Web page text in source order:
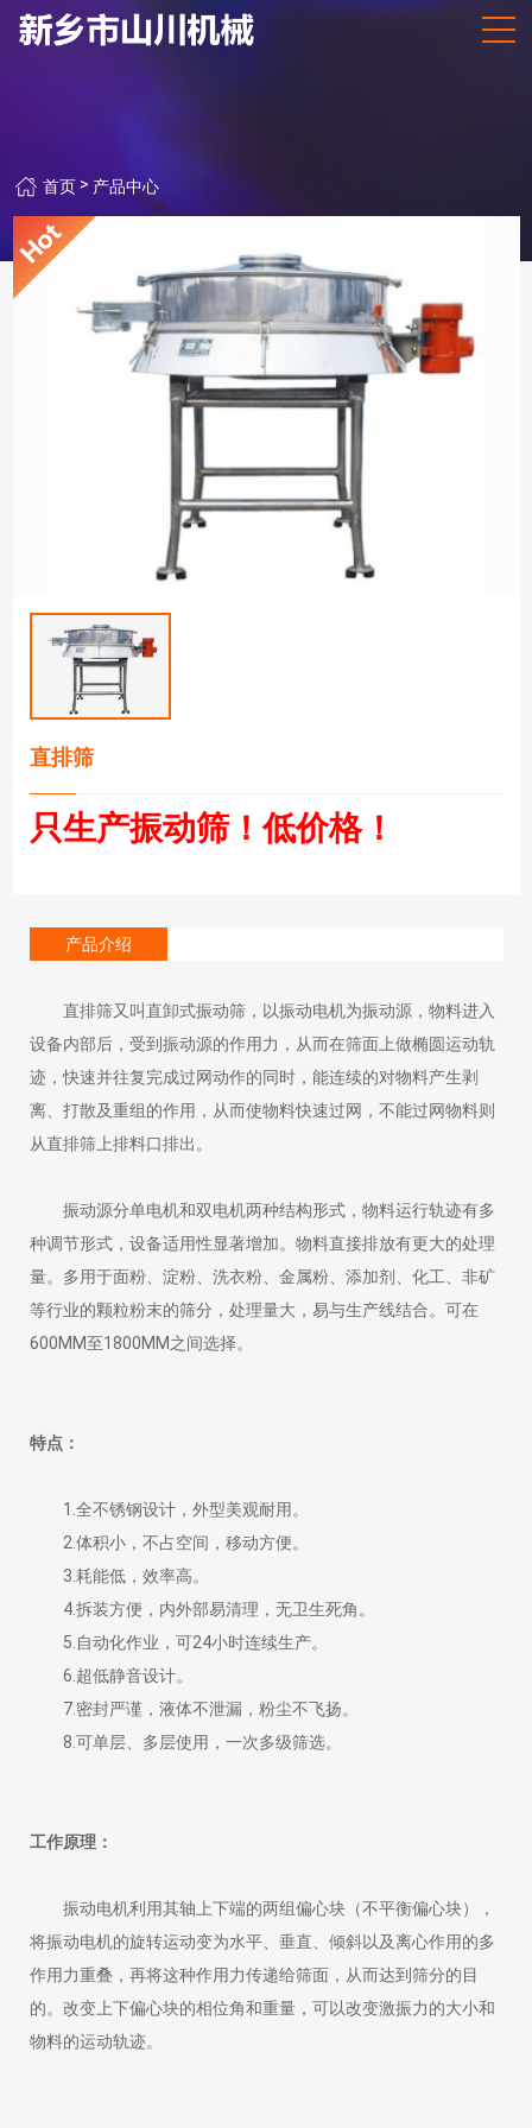
首页> 产品中心
直排筛
只生产振动筛！低价格！
产品介绍
直排筛又叫直卸式振动筛，以振动电机为振动源，物料进入
设备内部后，受到振动源的作用力，从而在筛面上做椭圆运动轨
迹，快速并往复完成过网动作的同时，能连续的对物料产生剥
离、打散及重组的作用，从而使物料快速过网，不能过网物料则
从直排筛上排料口排出。
振动源分单电机和双电机两种结构形式，物料运行轨迹有多
种调节形式，设备适用性显著增加。物料直接排放有更大的处理
量。多用于面粉、淀粉、洗衣粉、金属粉、添加剂、化工、非矿
等行业的颗粒粉末的筛分，处理量大，易与生产线结合。可在
600MM至1800MM之间选择。
特点：
1.全不锈钢设计，外型美观耐用。
2.体积小，不占空间，移动方便。
3.耗能低，效率高。
4.拆装方便，内外部易清理，无卫生死角。
5.自动化作业，可24小时连续生产。
6.超低静音设计。
7.密封严谨，液体不泄漏，粉尘不飞扬。
8.可单层、多层使用，一次多级筛选。
工作原理：
振动电机利用其轴上下端的两组偏心块（不平衡偏心块），
将振动电机的旋转运动变为水平、垂直、倾斜以及离心作用的多
作用力重叠，再将这种作用力传递给筛面，从而达到筛分的目
的。改变上下偏心块的相位角和重量，可以改变激振力的大小和
物料的运动轨迹。